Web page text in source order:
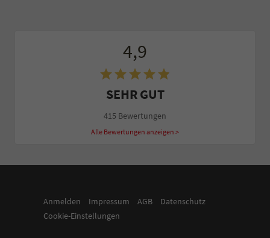
4,9
SEHR GUT
415 Bewertungen
Alle Bewertungen anzeigen >
Anmelden Impressum AGB
Datenschutz
Cookie-Einstellungen